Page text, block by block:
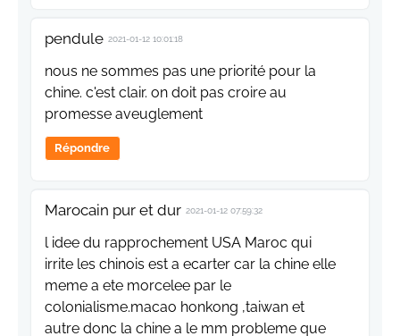
pendule 2021-01-12 10:01:18
nous ne sommes pas une priorité pour la
chine. c'est clair. on doit pas croire au
promesse aveuglement
Répondre
Marocain pur et dur 2021-01-12 07:59:32
l idee du rapprochement USA Maroc qui
irrite les chinois est a ecarter car la chine elle
meme a ete morcelee par le
colonialisme.macao honkong ,taiwan et
autre donc la chine a le mm probleme que